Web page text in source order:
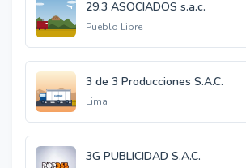
29.3 ASOCIADOS s.a.c.
Pueblo Libre
3 de 3 Producciones S.A.C.
Lima
3G PUBLICIDAD S.A.C.